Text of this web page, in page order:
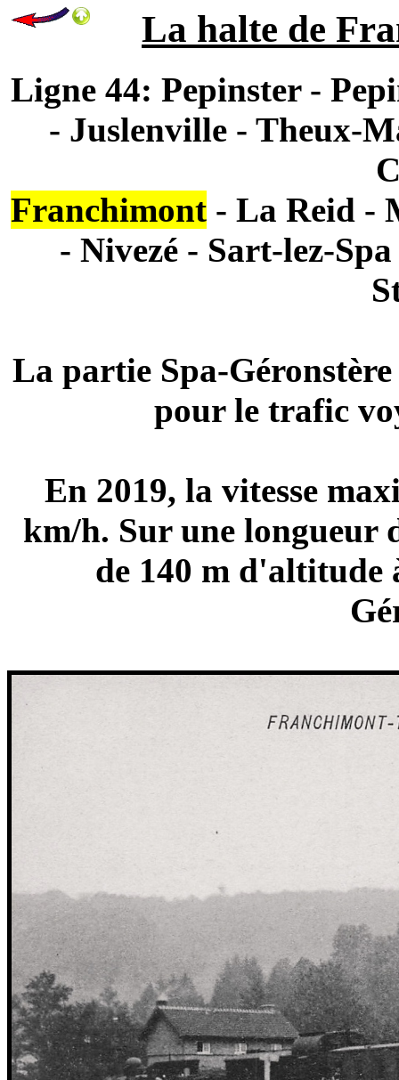
La halte de
Ligne 44: Pepinster -
- Juslenville - Theux-
Franchimont - La Reid -
- Nivezé - Sart-lez-
La partie Spa-
pour le trafic
En 2019, la vitesse
km/h. Sur une longueur
de 140 m d'altitude